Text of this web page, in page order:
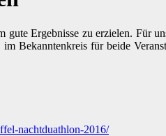
Ergebnisse zu erzielen. Für
Bekanntenkreis für beide
nachtduathlon-2016/